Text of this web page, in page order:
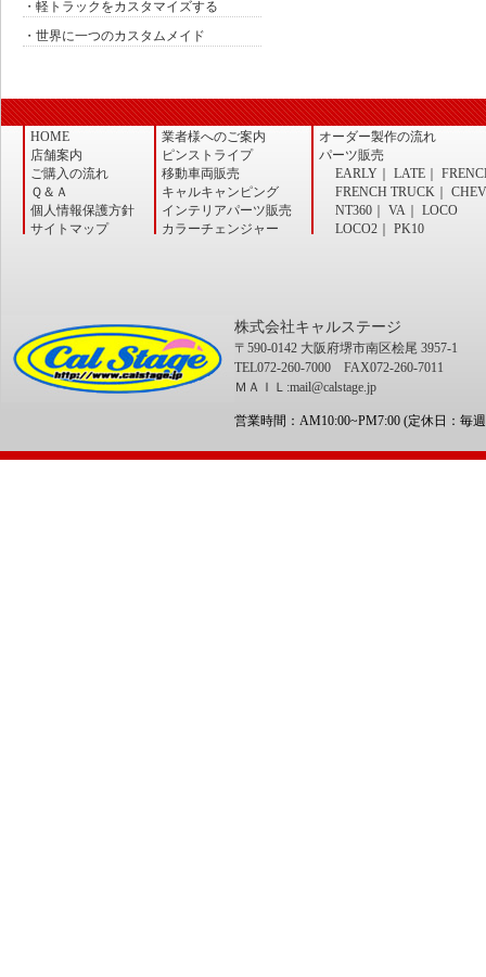
・軽トラックをカスタマイズする
・世界に一つのカスタムメイド
HOME
店舗案内
ご購入の流れ
Ｑ＆Ａ
個人情報保護方針
サイトマップ
業者様へのご案内
ピンストライプ
移動車両販売
キャルキャンピング
インテリアパーツ販売
カラーチェンジャー
オーダー製作の流れ
パーツ販売
EARLY
LATE
FRENCH TRUCK
NT360
VA
LOCO
LOCO2
PK10
株式会社キャルステージ
〒590-0142 大阪府堺市南区桧尾 3957-1
TEL072-260-7000 FAX072-260-7011
ＭＡＩＬ:mail@calstage.jp
営業時間：AM10:00~PM7:00 (定休日：毎